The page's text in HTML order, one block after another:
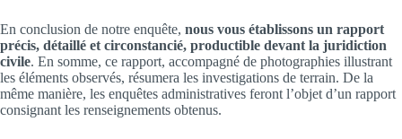
En conclusion de notre enquête, nous vous établissons un rapport
précis, détaillé et circonstancié, productible devant la juridiction
civile. En somme, ce rapport, accompagné de photographies illustrant
les éléments observés, résumera les investigations de terrain. De la
même manière, les enquêtes administratives feront l’objet d’un rapport
consignant les renseignements obtenus.